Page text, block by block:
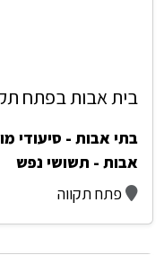
בית אבות בפתח
בתי אבות - סיעודי
אבות - תשושי נפש
פתח תקווה